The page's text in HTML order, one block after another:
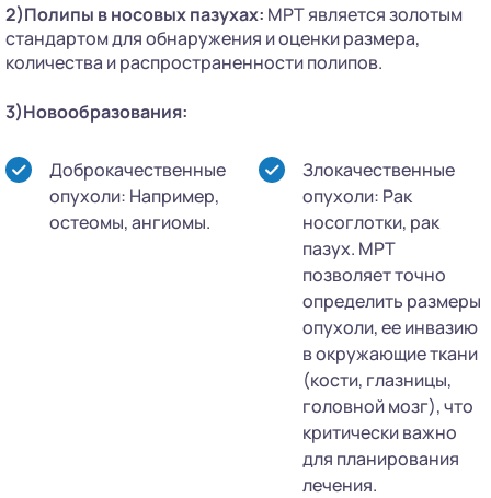
2)Полипы в носовых пазухах: МРТ является золотым
стандартом для обнаружения и оценки размера,
количества и распространенности полипов.
3)Новообразования:
Доброкачественные
опухоли: Например,
остеомы, ангиомы.
Злокачественные
опухоли: Рак
носоглотки, рак
пазух. МРТ
позволяет точно
определить размеры
опухоли, ее инвазию
в окружающие ткани
(кости, глазницы,
головной мозг), что
критически важно
для планирования
лечения.